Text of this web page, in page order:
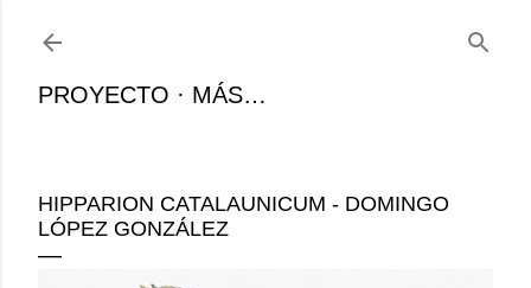
Ir al contenido principal
PROYECTO MÁS…
HIPPARION CATALAUNICUM - DOMINGO
LÓPEZ GONZÁLEZ